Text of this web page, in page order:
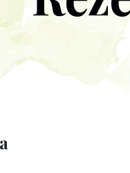
Psychoterapia par i
Terapia uzależnień (PL